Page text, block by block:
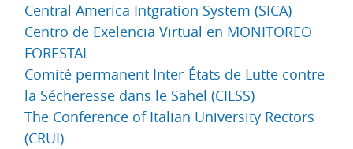
Central America Intgration System (SICA)
Centro de Exelencia Virtual en MONITOREO
FORESTAL
Comité permanent Inter-États de Lutte contre
la Sécheresse dans le Sahel (CILSS)
The Conference of Italian University Rectors
(CRUI)